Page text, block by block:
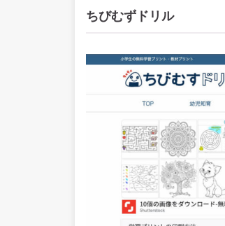
ちびむずドリル